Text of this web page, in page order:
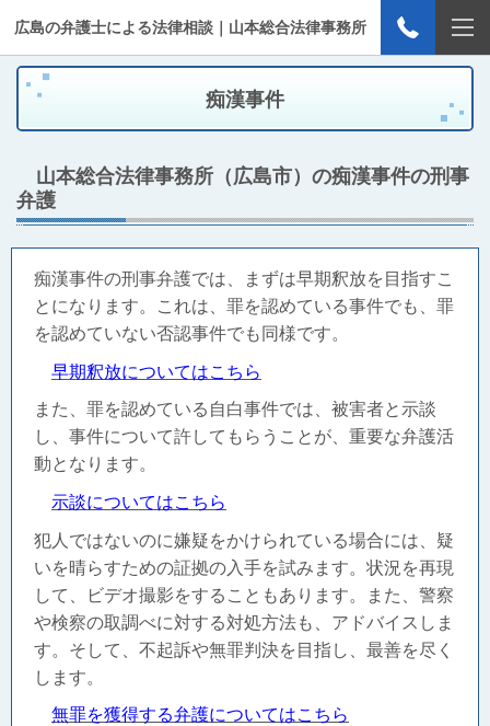
広島の弁護士による法律相談｜山本総合法律事務所
痴漢事件
山本総合法律事務所（広島市）の痴漢事件の刑事
弁護
痴漢事件の刑事弁護では、まずは早期釈放を目指すこ
とになります。これは、罪を認めている事件でも、罪
を認めていない否認事件でも同様です。
早期釈放についてはこちら
また、罪を認めている自白事件では、被害者と示談
し、事件について許してもらうことが、重要な弁護活
動となります。
示談についてはこちら
犯人ではないのに嫌疑をかけられている場合には、疑
いを晴らすための証拠の入手を試みます。状況を再現
して、ビデオ撮影をすることもあります。また、警察
や検察の取調べに対する対処方法も、アドバイスしま
す。そして、不起訴や無罪判決を目指し、最善を尽く
します。
無罪を獲得する弁護についてはこちら